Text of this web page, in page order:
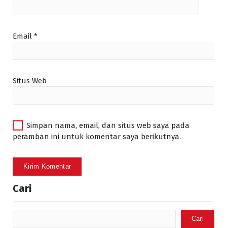
Email *
Situs Web
Simpan nama, email, dan situs web saya pada
peramban ini untuk komentar saya berikutnya.
Cari
Cari